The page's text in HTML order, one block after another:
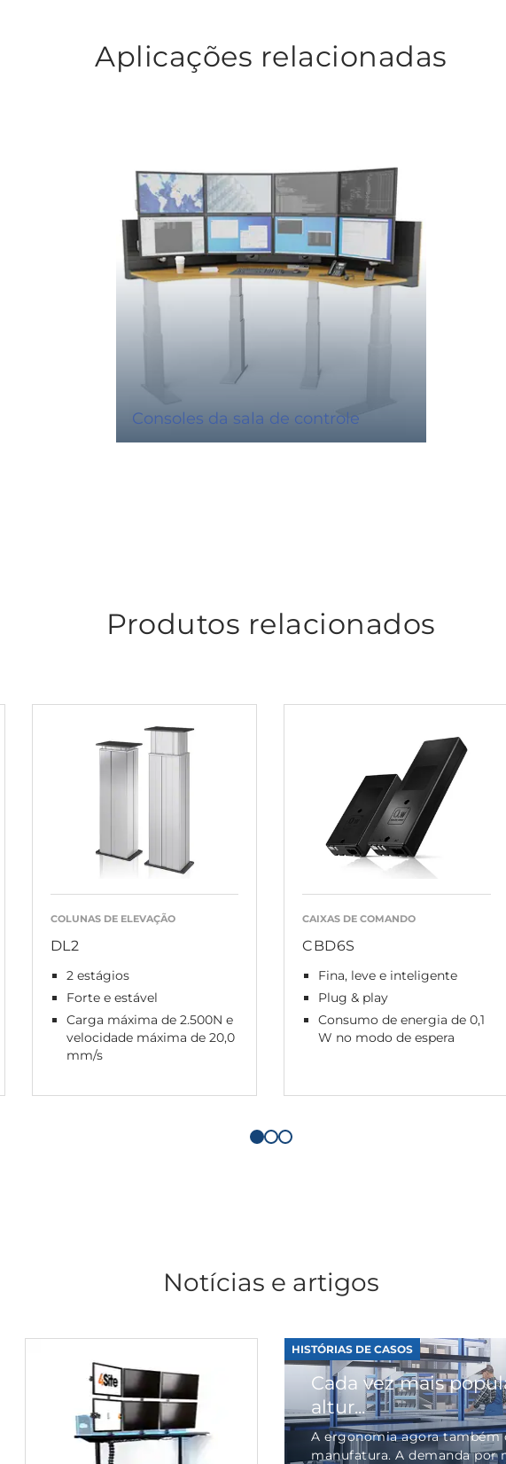
Aplicações relacionadas
Consoles da sala de controle
Produtos relacionados
COLUNAS DE ELEVAÇÃO
DL2
2 estágios
Forte e estável
Carga máxima de 2.500N e
velocidade máxima de 20,0
mm/s
CAIXAS DE COMANDO
CBD6S
Fina, leve e inteligente
Plug & play
Consumo de energia de 0,1
W no modo de espera
Notícias e artigos
HISTÓRIAS DE CASOS
Cada vez mais
altur...
A ergonomia agora também
manufatura. A demanda por